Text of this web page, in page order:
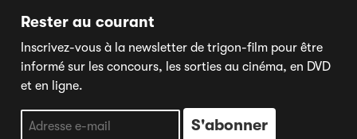
Rester au courant
Inscrivez-vous à la newsletter de trigon-film pour être
informé sur les concours, les sorties au cinéma, en DVD
et en ligne.